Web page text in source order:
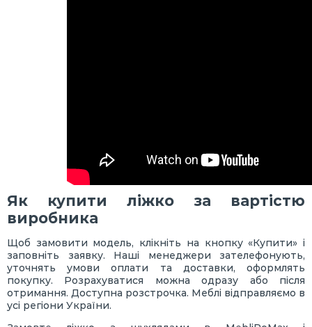
Як купити ліжко за вартістю
виробника
Щоб замовити модель, клікніть на кнопку «Купити» і
заповніть заявку. Наші менеджери зателефонують,
уточнять умови оплати та доставки, оформлять
покупку. Розрахуватися можна одразу або після
отримання. Доступна розстрочка. Меблі відправляємо в
усі регіони України.